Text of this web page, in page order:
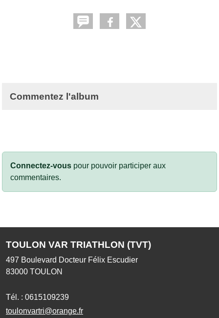
Commentez l'album
Connectez-vous pour pouvoir participer aux
commentaires.
TOULON VAR TRIATHLON (TVT)
497 Boulevard Docteur Félix Escudier
83000 TOULON
Tél. : 0615109239
toulonvartri@orange.fr